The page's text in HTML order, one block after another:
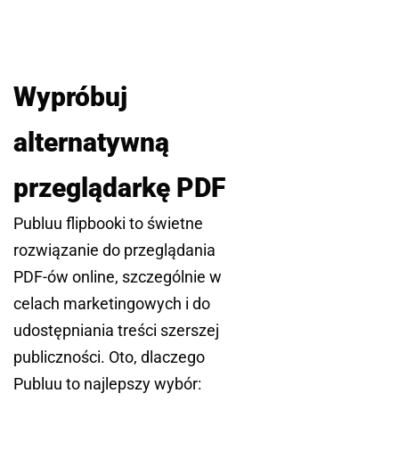
Wypróbuj
alternatywną
przeglądarkę PDF
Publuu flipbooki to świetne
rozwiązanie do przeglądania
PDF-ów online, szczególnie w
celach marketingowych i do
udostępniania treści szerszej
publiczności. Oto, dlaczego
Publuu to najlepszy wybór: